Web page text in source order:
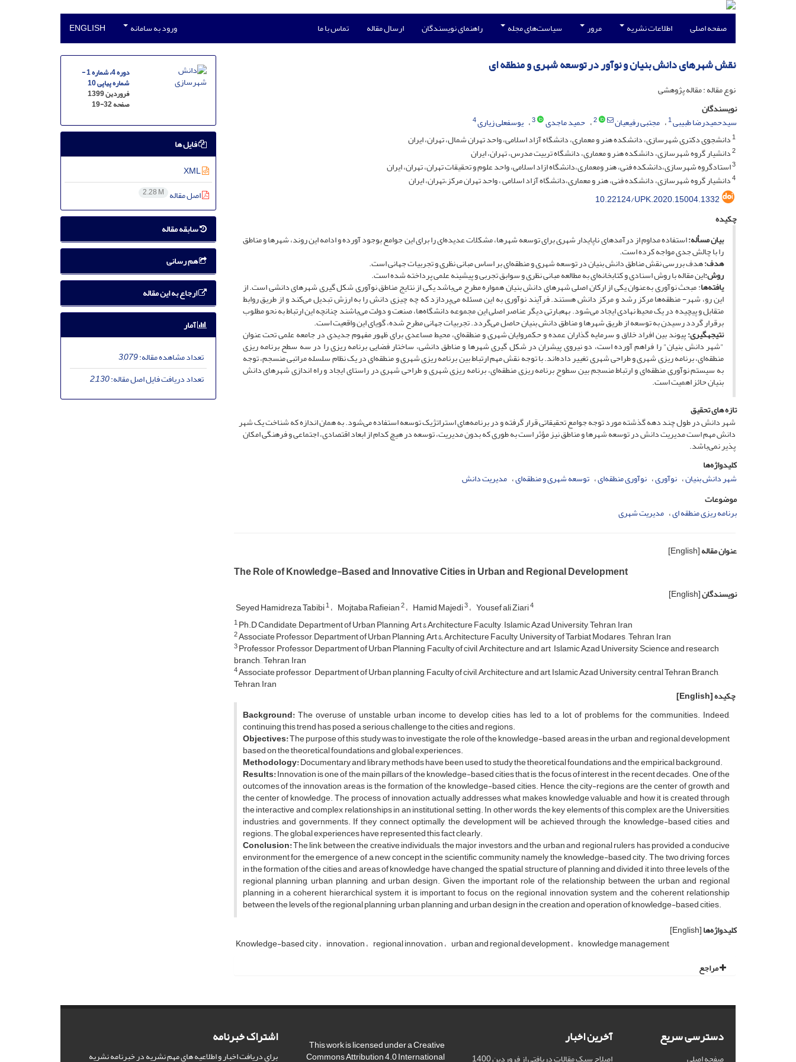
صفحه اصلی اطلاعات نشریه مرور سیاست‌های مجله راهنمای نویسندگان ارسال مقاله تماس با ما ورود به سامانه ENGLISH
نقش شهرهای دانش بنیان و نوآور در توسعه شهری و منطقه ای
نوع مقاله : مقاله پژوهشی
نویسندگان
سیدحمیدرضا طبیبی1 مجتبی رفیعیان 2 حمید ماجدی 3 یوسفعلی زیاری4
1دانشجوی دکتری شهرسازی، دانشکده هنر و معماری، دانشگاه آزاد اسلامی، واحد تهران شمال، تهران، ایران
2دانشیار گروه شهرسازی، دانشکده هنر و معماری، دانشگاه تربیت مدرس، تهران، ایران
3استادگروه شهرسازی،دانشکده فنی، هنر ومعماری،دانشگاه ازاد اسلامی، واحد علوم و تحقیقات تهران، تهران، ایران
4دانشیار گروه شهرسازی، دانشکده فنی، هنر و معماری،دانشگاه آزاد اسلامی ، واحد تهران مرکز،تهران، ایران
10.22124/UPK.2020.15004.1332
چکیده
بیان مسأله:استفاده مداوم از درآمدهای ناپایدار شهری برای توسعه شهرها، مشکلات عدیده‌ای را برای این جوامع بوجود آورده و ادامه این روند، شهرها و مناطق
را با چالش جدی مواجه کرده است.
هدف:هدف بررسی نقش مناطق دانش بنیان در توسعه شهری و منطقه‌ای بر اساس مبانی نظری و تجربیات جهانی است.
روش:این مقاله با روش اسنادی و کتابخانه‌ای به مطالعه مبانی نظری و سوابق تجربی و پیشینه علمی پرداخته شده است.
یافته‌ها: مبحث نوآوری به‌عنوان یکی از ارکان اصلی شهرهای دانش بنیان همواره مطرح می‌باشد یکی از نتایج مناطق نوآوری شکل گیری شهرهای دانشی است. از
این رو، شهر- منطقه‌ها مرکز رشد و مرکز دانش هستند. فرآیند نوآوری به این مسئله می‌پردازد که چه چیزی دانش را به ارزش تبدیل می‌کند و از طریق روابط
متقابل و پیچیده در یک محیط نهادی ایجاد می‌شود. به­عبارتی دیگر عناصر اصلی این مجموعه دانشگاه‌ها، صنعت و دولت می‌باشند چنانچه این ارتباط به نحو مطلوب
برقرار گردد رسیدن به توسعه از طریق شهرها و مناطق دانش بنیان حاصل می‌گردد. تجربیات جهانی مطرح شده، گویای این واقعیت است.
نتیجه­گیری:پیوند بین افراد خلاق و سرمایه گذاران عمده و حکمروایان شهری و منطقه‌ای، محیط مساعدی برای ظهور مفهوم جدیدی در جامعه علمی تحت عنوان
"شهر دانش بنیان" را فراهم آورده است، دو نیروی پیشران در شکل گیری شهرها و مناطق دانشی، ساختار فضایی برنامه ریزی را در سه سطح برنامه ‌ریزی
منطقه‌ای، برنامه ‌ریزی شهری و طراحی شهری تغییر داده‌اند. با توجه نقش مهم ارتباط بین برنامه ریزی شهری و منطقه‌ای در یک نظام سلسله مراتبی منسجم، توجه
به سیستم نوآوری منطقه‌ای و ارتباط منسجم بین سطوح برنامه ریزی منطقه‌ای، برنامه ریزی شهری و طراحی شهری در راستای ایجاد و راه اندازی شهرهای دانش
بنیان حائز اهمیت است.
تازه های تحقیق
شهر دانش در طول چند دهه گذشته مورد توجه جوامع تحقیقاتی قرار گرفته و در برنامه‌های استراتژیک توسعه استفاده می‌شود. به همان اندازه که شناخت یک شهر
دانش مهم است مدیریت دانش در توسعه شهرها و مناطق نیز مؤثر است به طوری که بدون مدیریت، توسعه در هیچ کدام از ابعاد اقتصادی، اجتماعی و فرهنگی امکان
پذیر نمی‌باشد.
کلیدواژه‌ها
شهر دانش بنیان نوآوری نوآوری منطقه‌ای توسعه شهری و منطقه‌ای مدیریت دانش
موضوعات
برنامه ریزی منطقه ای مدیریت شهری
عنوان مقاله[English]
The Role of Knowledge-Based and Innovative Cities in Urban and Regional Development
نویسندگان[English]
Seyed Hamidreza Tabibi1 Mojtaba Rafieian2 Hamid Majedi3 Yousef ali Ziari4
1Ph.D Candidate, Department of Urban Planning, Art & Architecture Faculty , Islamic Azad University, Tehran, Iran
2Associate Professor, Department of Urban Planning, Art &; Architecture Faculty, University of Tarbiat Modares , Tehran, Iran
3Professor, Professor, Department of Urban Planning, Faculty of civil, Architecture and art , Islamic Azad University, Science and research
branch, , Tehran, Iran
4Associate professor , Department of Urban planning, Faculty of civil, Architecture and art, Islamic Azad University, central Tehran Branch,
Tehran, Iran
چکیده[English]
Background:The overuse of unstable urban income to develop cities has led to a lot of problems for the communities. Indeed,
continuing this trend has posed a serious challenge to the cities and regions.
Objectives:The purpose of this study was to investigate the role of the knowledge-based areas in the urban and regional development
based on the theoretical foundations and global experiences.
Methodology:Documentary and library methods have been used to study the theoretical foundations and the empirical background.
Results:Innovation is one of the main pillars of the knowledge-based cities that is the focus of interest in the recent decades. One of the
outcomes of the innovation areas is the formation of the knowledge-based cities. Hence, the city-regions are the center of growth and
the center of knowledge. The process of innovation actually addresses what makes knowledge valuable and how it is created through
the interactive and complex relationships in an institutional setting. In other words, the key elements of this complex are the Universities,
industries, and governments. If they connect optimally, the development will be achieved through the knowledge-based cities and
regions. The global experiences have represented this fact clearly.
Conclusion:The link between the creative individuals, the major investors, and the urban and regional rulers has provided a conducive
environment for the emergence of a new concept in the scientific community, namely the knowledge-based city. The two driving forces
in the formation of the cities and areas of knowledge have changed the spatial structure of planning and divided it into three levels of the
regional planning, urban planning, and urban design. Given the important role of the relationship between the urban and regional
planning in a coherent hierarchical system, it is important to focus on the regional innovation system and the coherent relationship
between the levels of the regional planning, urban planning and urban design in the creation and operation of knowledge-based cities.
کلیدواژه‌ها[English]
Knowledge-based city innovation regional innovation urban and regional development knowledge management
مراجع
دوره 4، شماره 1 -
شماره پیاپی 10
فروردین 1399
صفحه19-32
فایل ها
XML
اصل مقاله 2.28 M
سابقه مقاله
هم رسانی
ارجاع به این مقاله
آمار
تعداد مشاهده مقاله:3,079
تعداد دریافت فایل اصل مقاله:2,130
دسترسی سریع آخرین اخبار This work is licensed under a Creative
Commons Attribution 4.0 International
اشتراک خبرنامه
برای دریافت اخبار و اطلاعیه های مهم نشریه در خبرنامه نشریه